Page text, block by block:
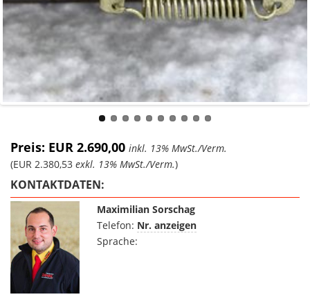
Preis: EUR 2.690,00 inkl. 13% MwSt./Verm.
(EUR 2.380,53 exkl. 13% MwSt./Verm.)
KONTAKTDATEN:
Maximilian Sorschag
Telefon: Nr. anzeigen
Sprache: